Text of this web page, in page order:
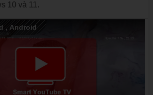
10 và 11.
, Android